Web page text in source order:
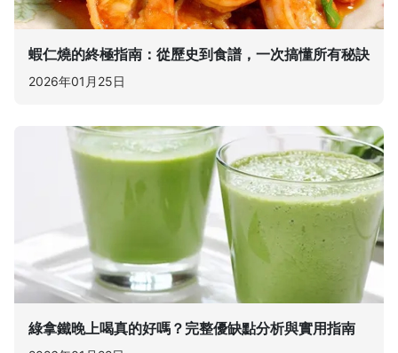
蝦仁燒的終極指南：從歷史到食譜，一次搞懂所有秘訣
2026年01月25日
綠拿鐵晚上喝真的好嗎？完整優缺點分析與實用指南